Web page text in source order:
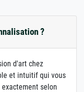
?
d'art chez
et intuitif qui vous
selon